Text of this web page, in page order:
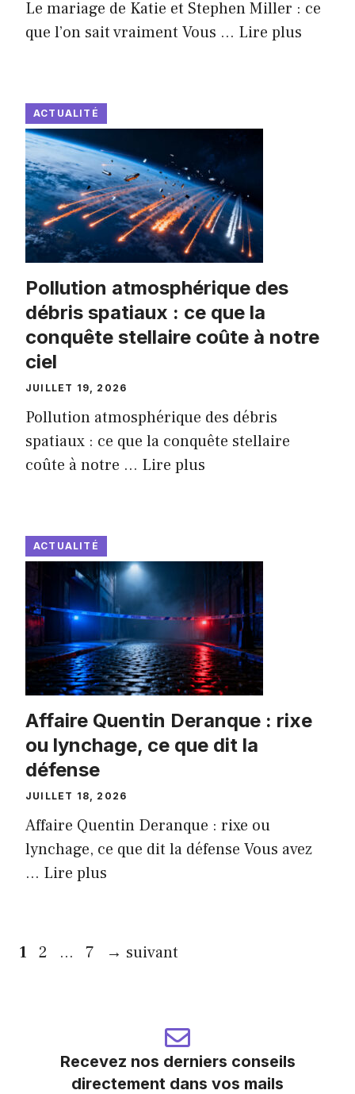
Le mariage de Katie et Stephen Miller : ce
que l’on sait vraiment Vous ... Lire plus
ACTUALITÉ
Pollution atmosphérique des
débris spatiaux : ce que la
conquête stellaire coûte à notre
ciel
JUILLET 19, 2026
Pollution atmosphérique des débris
spatiaux : ce que la conquête stellaire
coûte à notre ... Lire plus
ACTUALITÉ
Affaire Quentin Deranque : rixe
ou lynchage, ce que dit la
défense
JUILLET 18, 2026
Affaire Quentin Deranque : rixe ou
lynchage, ce que dit la défense Vous avez
... Lire plus
Page
1 Page
2 … Page
7 → suivant
Recevez nos derniers conseils
directement dans vos mails